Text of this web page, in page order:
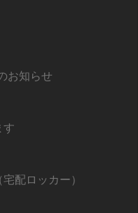
お知らせ
す
配ロッカー）